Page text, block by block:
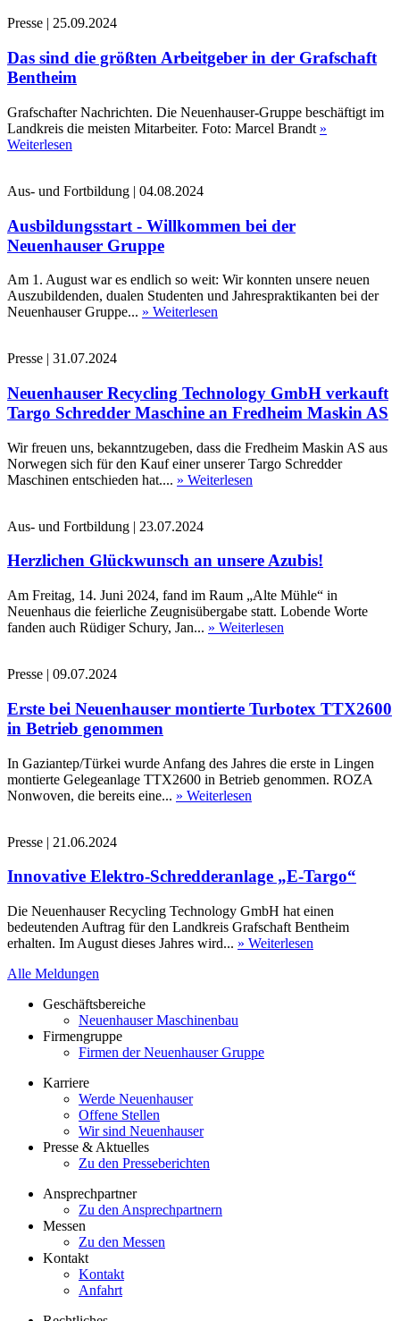
Presse | 25.09.2024
Das sind die größten Arbeitgeber in der Grafschaft
Bentheim
Grafschafter Nachrichten. Die Neuenhauser-Gruppe beschäftigt im
Landkreis die meisten Mitarbeiter. Foto: Marcel Brandt »
Weiterlesen
Aus- und Fortbildung | 04.08.2024
Ausbildungsstart - Willkommen bei der
Neuenhauser Gruppe
Am 1. August war es endlich so weit: Wir konnten unsere neuen
Auszubildenden, dualen Studenten und Jahrespraktikanten bei der
Neuenhauser Gruppe... » Weiterlesen
Presse | 31.07.2024
Neuenhauser Recycling Technology GmbH verkauft
Targo Schredder Maschine an Fredheim Maskin AS
Wir freuen uns, bekanntzugeben, dass die Fredheim Maskin AS aus
Norwegen sich für den Kauf einer unserer Targo Schredder
Maschinen entschieden hat.... » Weiterlesen
Aus- und Fortbildung | 23.07.2024
Herzlichen Glückwunsch an unsere Azubis!
Am Freitag, 14. Juni 2024, fand im Raum „Alte Mühle“ in
Neuenhaus die feierliche Zeugnisübergabe statt. Lobende Worte
fanden auch Rüdiger Schury, Jan... » Weiterlesen
Presse | 09.07.2024
Erste bei Neuenhauser montierte Turbotex TTX2600
in Betrieb genommen
In Gaziantep/Türkei wurde Anfang des Jahres die erste in Lingen
montierte Gelegeanlage TTX2600 in Betrieb genommen. ROZA
Nonwoven, die bereits eine... » Weiterlesen
Presse | 21.06.2024
Innovative Elektro-Schredderanlage „E-Targo“
Die Neuenhauser Recycling Technology GmbH hat einen
bedeutenden Auftrag für den Landkreis Grafschaft Bentheim
erhalten. Im August dieses Jahres wird... » Weiterlesen
Alle Meldungen
Geschäftsbereiche
Neuenhauser Maschinenbau
Firmengruppe
Firmen der Neuenhauser Gruppe
Karriere
Werde Neuenhauser
Offene Stellen
Wir sind Neuenhauser
Presse & Aktuelles
Zu den Presseberichten
Ansprechpartner
Zu den Ansprechpartnern
Messen
Zu den Messen
Kontakt
Kontakt
Anfahrt